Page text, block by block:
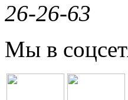
26-26-63
Мы в